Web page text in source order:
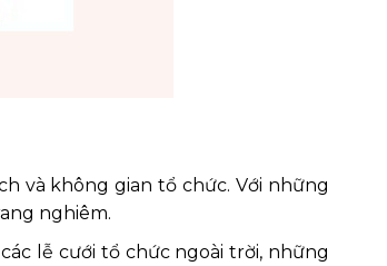
và không gian tổ chức. Với những
nghiêm.
lễ cưới tổ chức ngoài trời, những